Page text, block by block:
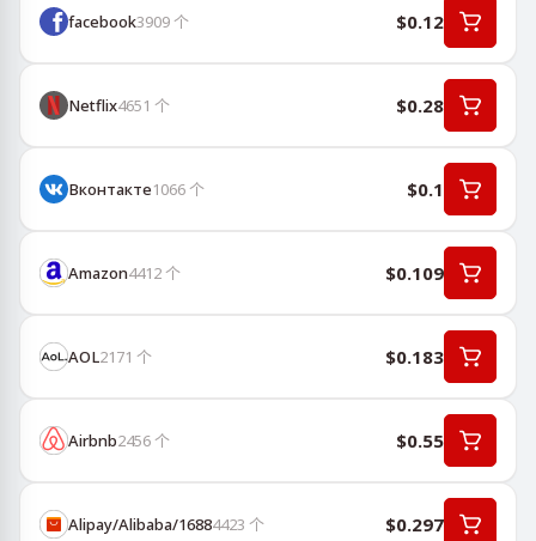
facebook3909个 $0.12
Netflix4651 个 $0.28
Вконтакте1066个 $0.1
Amazon4412个 $0.109
AOL2171 个 $0.183
Airbnb2456个 $0.55
Alipay/Alibaba/16884423 个 $0.297